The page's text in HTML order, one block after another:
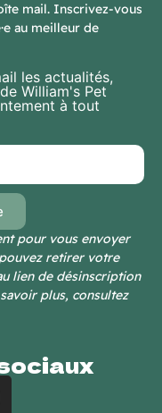
mail. Inscrivez-vous
au meilleur de
les actualités,
William's Pet
à tout
pour vous envoyer
retirer votre
lien de désinscription
plus, consultez